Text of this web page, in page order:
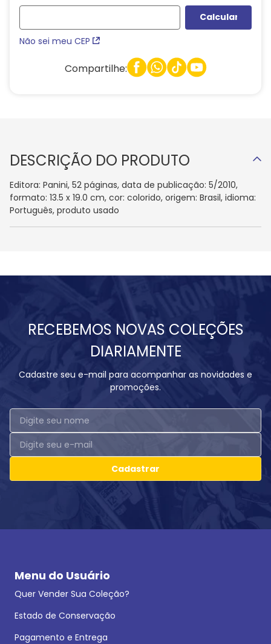
Não sei meu CEP
Compartilhe:
DESCRIÇÃO DO PRODUTO
Editora: Panini, 52 páginas, data de publicação: 5/2010,
formato: 13.5 x 19.0 cm, cor: colorido, origem: Brasil, idioma:
Português, produto usado
RECEBEMOS NOVAS COLEÇÕES
DIARIAMENTE
Cadastre seu e-mail para acompanhar as novidades e
promoções.
Cadastrar
Menu do Usuário
Quer Vender Sua Coleção?
Estado de Conservação
Pagamento e Entrega